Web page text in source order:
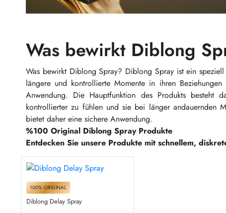
Was bewirkt Diblong
Was bewirkt Diblong Spray? Diblong Spray ist ein
längere und kontrollierte Momente in ihren
Anwendung. Die Hauptfunktion des Produkts
kontrollierter zu fühlen und sie bei länger andauernden
bietet daher eine sichere Anwendung.
%100 Original Diblong Spray Produkte
Entdecken Sie unsere Produkte mit schnellem,
100% ORIGINAL
Diblong Delay Spray